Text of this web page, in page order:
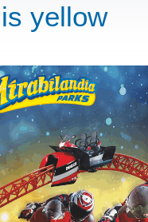
yellow